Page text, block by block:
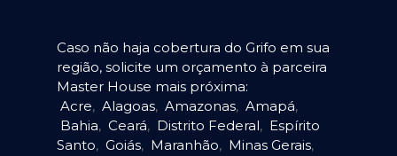
Caso não haja cobertura do Grifo em sua
região, solicite um orçamento à parceira
Master House mais próxima:
Acre, Alagoas, Amazonas, Amapá,
Bahia, Ceará, Distrito Federal, Espírito
Santo, Goiás, Maranhão, Minas Gerais,